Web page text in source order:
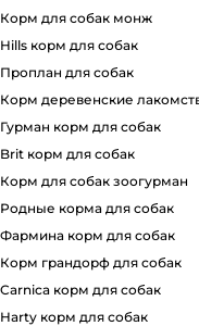
корм для собак монж
hills корм для собак
проплан для собак
корм деревенские
гурман корм для собак
brit корм для собак
корм для собак зоогурман
родные корма для собак
фармина корм для собак
корм грандорф для собак
carnica корм для собак
harty корм для собак